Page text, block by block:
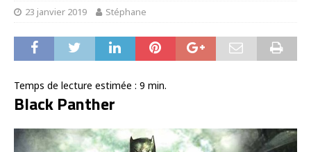
23 janvier 2019 Stéphane
Temps de lecture estimée : 9 min.
Black Panther